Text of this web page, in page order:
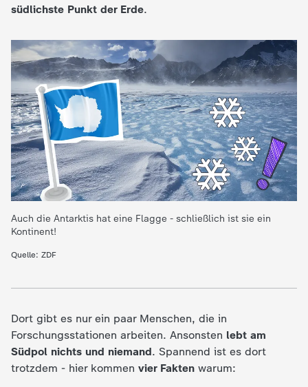
c
h
e
n
d
Z
D
südlichste Punkt der Erde.
Auch die Antarktis hat eine Flagge - schließlich ist sie ein
Kontinent!
Quelle: ZDF
Dort gibt es nur ein paar Menschen, die in
Forschungsstationen arbeiten. Ansonsten lebt am
Südpol nichts und niemand. Spannend ist es dort
trotzdem - hier kommen vier Fakten warum: